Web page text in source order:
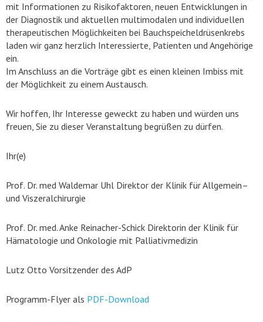
mit Informationen zu Risikofaktoren, neuen Entwicklungen in
der Diagnostik und aktuellen multimodalen und individuellen
therapeutischen Möglichkeiten bei Bauchspeicheldrüsenkrebs
laden wir ganz herzlich Interessierte, Patienten und Angehörige
ein.
Im Anschluss an die Vorträge gibt es einen kleinen Imbiss mit
der Möglichkeit zu einem Austausch.
Wir hoffen, Ihr Interesse geweckt zu haben und würden uns
freuen, Sie zu dieser Veranstaltung begrüßen zu dürfen.
Ihr(e)
Prof. Dr. med Waldemar Uhl Direktor der Klinik für Allgemein–
und Viszeralchirurgie
Prof. Dr. med. Anke Reinacher-Schick Direktorin der Klinik für
Hämatologie und Onkologie mit Palliativmedizin
Lutz Otto Vorsitzender des AdP
Programm-Flyer als PDF-Download